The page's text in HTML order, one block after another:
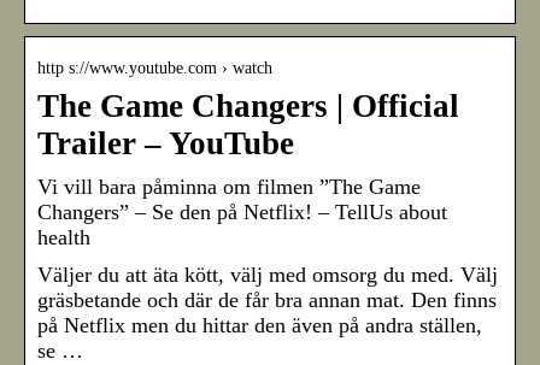
http s://www.youtube.com › watch
The Game Changers | Official
Trailer – YouTube
Vi vill bara påminna om filmen ”The Game
Changers” – Se den på Netflix! – TellUs about
health
Väljer du att äta kött, välj med omsorg du med. Välj
gräsbetande och där de får bra annan mat. Den finns
på Netflix men du hittar den även på andra ställen,
se …